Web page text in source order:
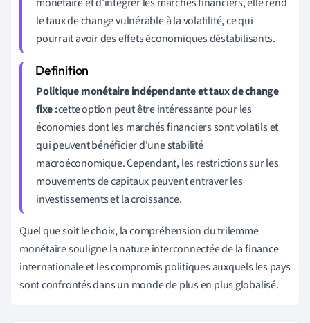
le taux de change vulnérable à la volatilité, ce qui
pourrait avoir des effets économiques déstabilisants.
Politique monétaire indépendante et taux de change
fixe :cette option peut être intéressante pour les
économies dont les marchés financiers sont volatils et
qui peuvent bénéficier d'une stabilité
macroéconomique. Cependant, les restrictions sur les
mouvements de capitaux peuvent entraver les
investissements et la croissance.
Quel que soit le choix, la compréhension du trilemme
monétaire souligne la nature interconnectée de la finance
internationale et les compromis politiques auxquels les pays
sont confrontés dans un monde de plus en plus globalisé.